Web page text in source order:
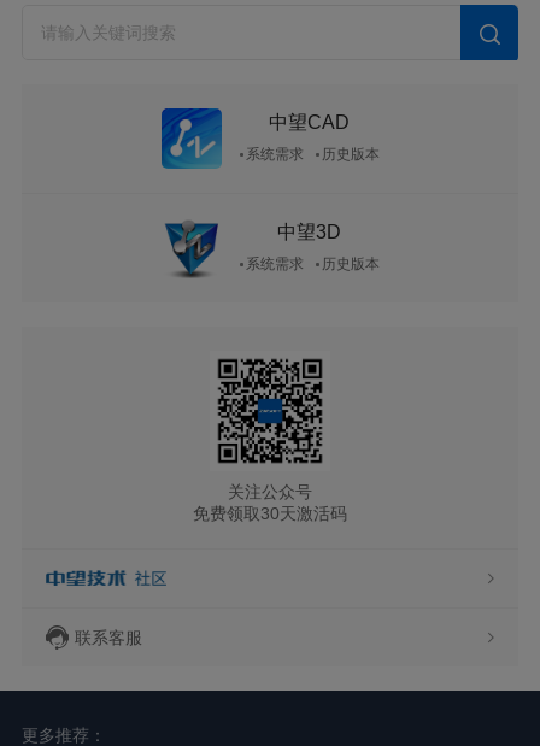
中望CAD
系统需求 历史版本
中望3D
系统需求 历史版本
关注公众号
免费领取30天激活码
联系客服
更多推荐：